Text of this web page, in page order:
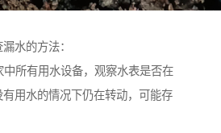
水的方法：
中所有用水设备，观察水表是否在
用水的情况下仍在转动，可能存